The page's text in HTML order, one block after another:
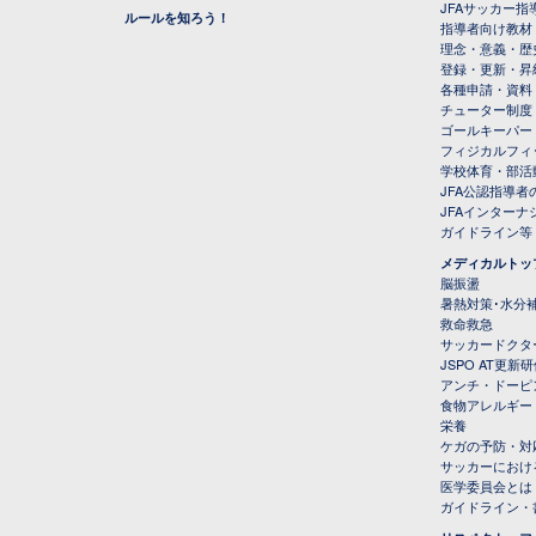
ルールを知ろう！
JFAサッカー指
指導者向け教材
理念・意義・歴
登録・更新・
各種申請・資料
チューター制度
ゴールキーパー
フィジカルフ
学校体育・部活
JFA公認指導者
JFAインターナ
ガイドライン等
メディカルトッ
脳振盪
暑熱対策･水分
救命救急
サッカードク
JSPO AT更新
アンチ・ドーピ
食物アレルギー
栄養
ケガの予防・対
サッカーにお
医学委員会とは
ガイドライン